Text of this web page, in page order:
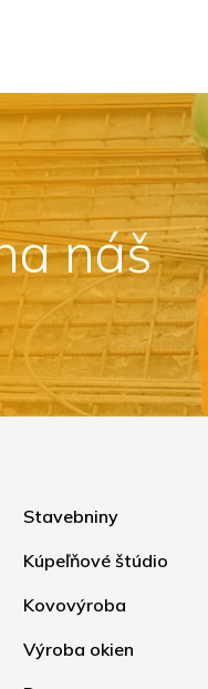
náš
Stavebniny
Kúpeľňové štúdio
Kovovýroba
Výroba okien